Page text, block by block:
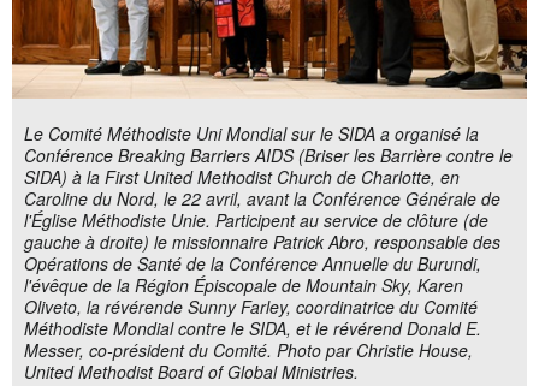
Le Comité Méthodiste Uni Mondial sur le SIDA a organisé la
Conférence Breaking Barriers AIDS (Briser les Barrière contre le
SIDA) à la First United Methodist Church de Charlotte, en
Caroline du Nord, le 22 avril, avant la Conférence Générale de
l'Église Méthodiste Unie. Participent au service de clôture (de
gauche à droite) le missionnaire Patrick Abro, responsable des
Opérations de Santé de la Conférence Annuelle du Burundi,
l'évêque de la Région Épiscopale de Mountain Sky, Karen
Oliveto, la révérende Sunny Farley, coordinatrice du Comité
Méthodiste Mondial contre le SIDA, et le révérend Donald E.
Messer, co-président du Comité. Photo par Christie House,
United Methodist Board of Global Ministries.